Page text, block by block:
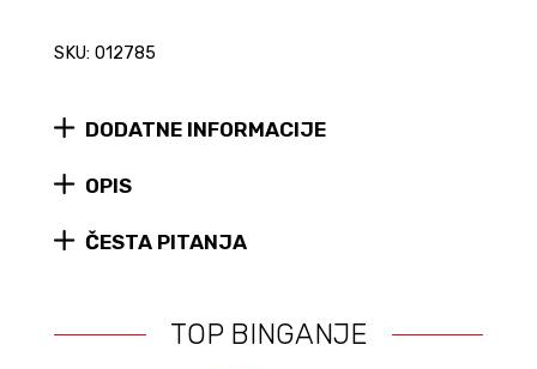
SKU: 012785
DODATNE INFORMACIJE
OPIS
ČESTA PITANJA
TOP BINGANJE